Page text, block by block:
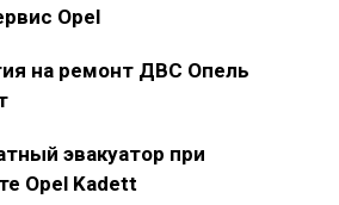
Opel
на ремонт ДВС Опель
эвакуатор при
Opel Kadett